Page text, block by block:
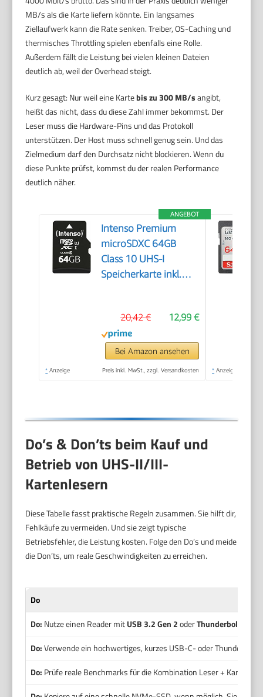
MB/s als die Karte liefern könnte. Ein langsames
Ziellaufwerk kann die Rate senken. Treiber, OS-Caching und
thermisches Throttling spielen ebenfalls eine Rolle.
Außerdem fällt die Leistung bei vielen kleinen Dateien
deutlich ab, weil der Overhead steigt.
Kurz gesagt: Nur weil eine Kartebis zu 300 MB/sangibt,
heißt das nicht, dass du diese Zahl immer bekommst. Der
Leser muss die Hardware-Pins und das Protokoll
unterstützen. Der Host muss schnell genug sein. Und das
Zielmedium darf den Durchsatz nicht blockieren. Wenn du
diese Punkte prüfst, kommst du der realen Performance
deutlich näher.
ANGEBOT
Intenso Premium
microSDXC 64GB
Class 10 UHS-I
Speicherkarte inkl.
12,99 €
20,42 €
Bei Amazon ansehen
* Anzeige Preis inkl. MwSt., zzgl. Versandkosten * Anzeige
Do’s & Don’ts beim Kauf und
Betrieb von UHS-II/III-
Kartenlesern
Diese Tabelle fasst praktische Regeln zusammen. Sie hilft dir,
Fehlkäufe zu vermeiden. Und sie zeigt typische
Betriebsfehler, die Leistung kosten. Folge den Do’s und meide
die Don’ts, um reale Geschwindigkeiten zu erreichen.
Do
Do: Nutze einen Reader mitUSB 3.2 Gen 2oderThunderbolt
Do:Verwende ein hochwertiges, kurzes USB-C- oder
Do: Prüfe reale Benchmarks für die Kombination Leser + Karte.